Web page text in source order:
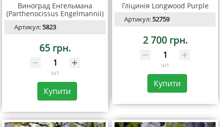
Виноград Енгельмана
(Parthenocissus Engelmannii)
Артикул:5823
65 грн.
шт
Купити
Гліцинія Longwood Purple
Артикул:52759
2 700 грн.
шт
Купити